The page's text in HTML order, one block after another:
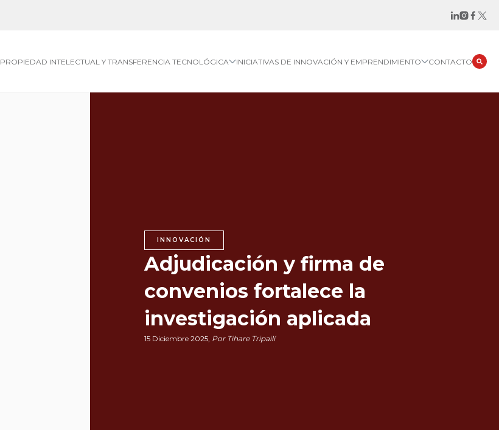
PROPIEDAD INTELECTUAL Y TRANSFERENCIA TECNOLÓGICA INICIATIVAS DE INNOVACIÓN Y EMPRENDIMIENTO CONTACTO
INNOVACIÓN
Adjudicación y firma de
convenios fortalece la
investigación aplicada
15 Diciembre 2025, Por Tihare Tripailí